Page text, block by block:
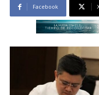
Facebook